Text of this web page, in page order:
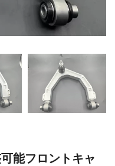
能フロントキャ